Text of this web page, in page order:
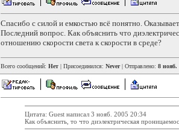
Спасибо с силой и емкостью всё понятно.
Последний вопрос. Как объяснить что
отношению скорости света к скорости в среде?
Всего сообщений: Нет | Присоединился: Never| Отправлено: 8 нояб.
Цитата: Guest написал 3 нояб. 2005 20:34
Как объяснить, то что диэлектрическая